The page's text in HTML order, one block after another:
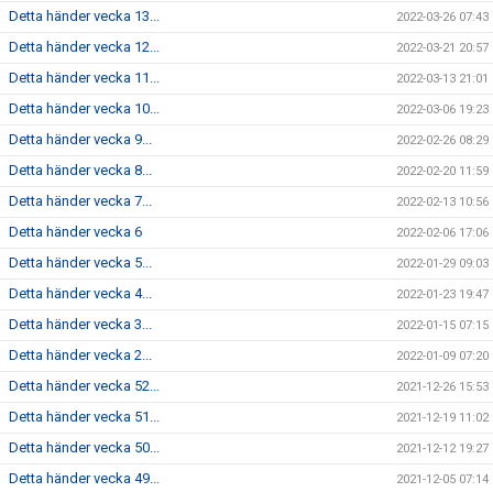
Detta händer vecka 13... 2022-03-26 07:43
Detta händer vecka 12... 2022-03-21 20:57
Detta händer vecka 11... 2022-03-13 21:01
Detta händer vecka 10... 2022-03-06 19:23
Detta händer vecka 9... 2022-02-26 08:29
Detta händer vecka 8... 2022-02-20 11:59
Detta händer vecka 7... 2022-02-13 10:56
Detta händer vecka 6 2022-02-06 17:06
Detta händer vecka 5... 2022-01-29 09:03
Detta händer vecka 4... 2022-01-23 19:47
Detta händer vecka 3... 2022-01-15 07:15
Detta händer vecka 2... 2022-01-09 07:20
Detta händer vecka 52... 2021-12-26 15:53
Detta händer vecka 51... 2021-12-19 11:02
Detta händer vecka 50... 2021-12-12 19:27
Detta händer vecka 49... 2021-12-05 07:14